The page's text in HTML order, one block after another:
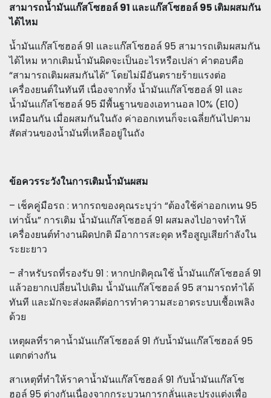
สามารถน้ำมันแก๊สโซฮอล์ 91 และแก๊สโซฮอล์ 95 เติมผสมกัน
ได้ไหม
น้ำมันแก๊สโซฮอล์ 91 และแก๊สโซฮอล์ 95 สามารถเติมผสมกัน
ได้ไหม หากเติมน้ำมันผิดจะเป็นอะไรหรือเปล่า คำตอบคือ
“สามารถเติมผสมกันได้” โดยไม่มีอันตรายร้ายแรงต่อ
เครื่องยนต์ในทันที เนื่องจากทั้ง น้ำมันแก๊สโซฮอล์ 91 และ
น้ำมันแก๊สโซฮอล์ 95 มีพื้นฐานของเอทานอล 10% (E10)
เหมือนกัน เมื่อผสมกันในถัง ค่าออกเทนก็จะเฉลี่ยกันไปตาม
สัดส่วนของน้ำมันที่เหลืออยู่ในถัง
ข้อควรระวังในการเติมน้ำมันผสม
– เช็คคู่มือรถ : หากรถของคุณระบุว่า “ต้องใช้ค่าออกเทน 95
เท่านั้น” การเติม น้ำมันแก๊สโซฮอล์ 91 ผสมลงไปอาจทำให้
เครื่องยนต์ทำงานผิดปกติ มีอาการสะดุด หรือสูญเสียกำลังใน
ระยะยาว
– สำหรับรถที่รองรับ 91 : หากปกติคุณใช้ น้ำมันแก๊สโซฮอล์ 91
แล้วอยากเปลี่ยนไปเติม น้ำมันแก๊สโซฮอล์ 95 สามารถทำได้
ทันที และมักจะส่งผลดีต่อการทำความสะอาดระบบเชื้อเพลิง
ด้วย
เหตุผลที่ราคาน้ำมันแก๊สโซฮอล์ 91 กับน้ำมันแก๊สโซฮอล์ 95
แตกต่างกัน
สาเหตุที่ทำให้ราคาน้ำมันแก๊สโซฮอล์ 91 กับน้ำมันแก๊สโซ
ฮอล์ 95 ต่างกันเนื่องจากกระบวนการกลั่นและปรุงแต่งเพื่อ